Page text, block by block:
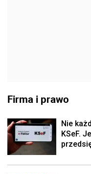
Firma i prawo
Nie
KSeF.